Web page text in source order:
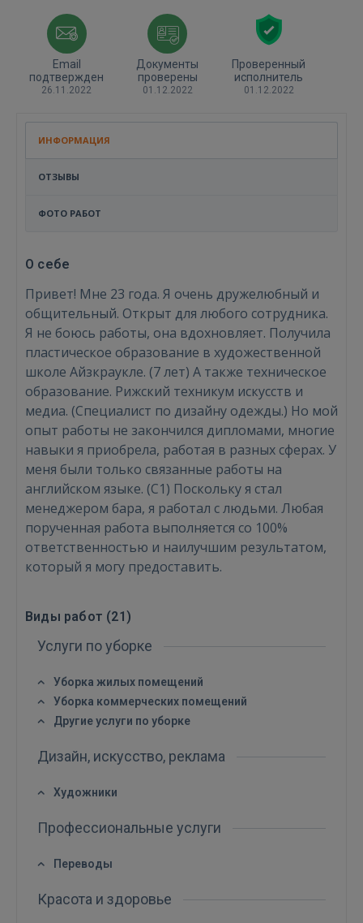
Войти
Email
подтвержден
26.11.2022
Документы
проверены
01.12.2022
Проверенный
исполнитель
01.12.2022
ИНФОРМАЦИЯ
ОТЗЫВЫ
ФОТО РАБОТ
О себе
Привет! Мне 23 года. Я очень дружелюбный и
общительный. Открыт для любого сотрудника.
Я не боюсь работы, она вдохновляет. Получила
пластическое образование в художественной
школе Айзкраукле. (7 лет) А также техническое
образование. Рижский техникум искусств и
медиа. (Специалист по дизайну одежды.) Но мой
опыт работы не закончился дипломами, многие
навыки я приобрела, работая в разных сферах. У
меня были только связанные работы на
английском языке. (C1) Поскольку я стал
менеджером бара, я работал с людьми. Любая
порученная работа выполняется со 100%
ответственностью и наилучшим результатом,
который я могу предоставить.
Виды работ (21)
Услуги по уборке
Уборка жилых помещений
Уборка коммерческих помещений
Другие услуги по уборке
Дизайн, искусство, реклама
Художники
Профессиональные услуги
Переводы
Красота и здоровье